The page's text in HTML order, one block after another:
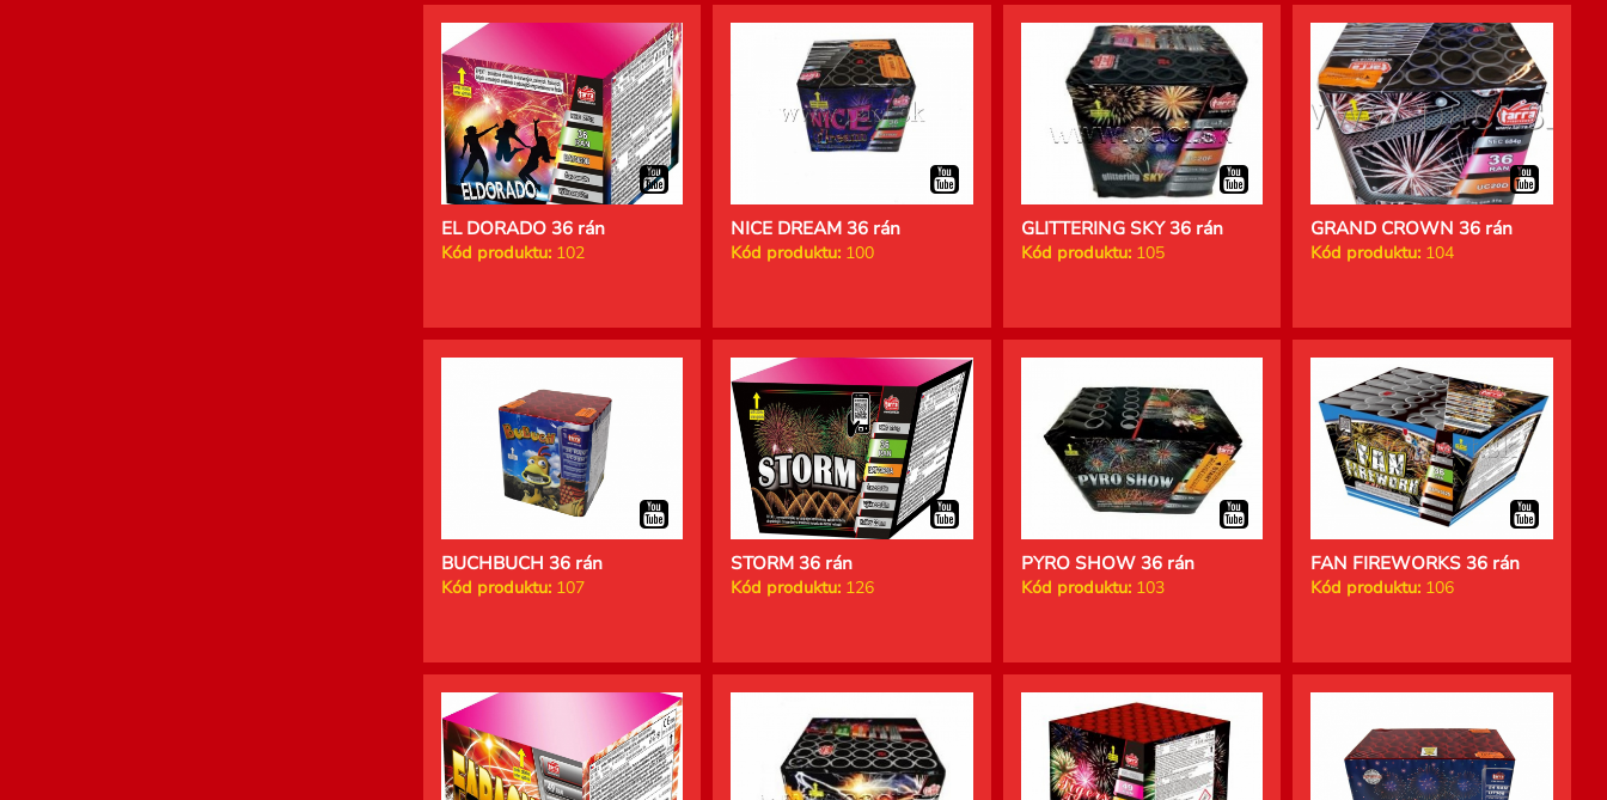
EL DORADO 36 rán
Kód produktu:102
NICE DREAM 36 rán
Kód produktu: 100
GLITTERING SKY 36 rán
Kód produktu:105
GRAND CROWN 36 rán
Kód produktu: 104
BUCHBUCH 36 rán
Kód produktu:107
STORM 36 rán
Kód produktu: 126
PYRO SHOW 36 rán
Kód produktu:103
FAN FIREWORKS 36 rán
Kód produktu: 106